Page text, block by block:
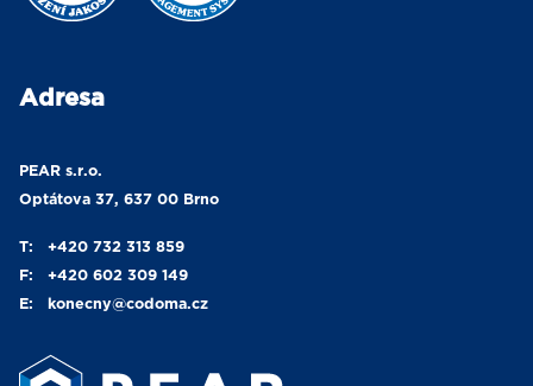
Adresa
PEAR s.r.o.
Optátova 37, 637 00 Brno
T:
+420 732 313 859
F:
+420 602 309 149
E:
konecny@codoma.cz